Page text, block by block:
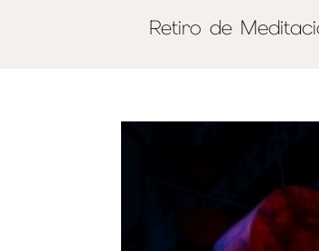
Retiro de